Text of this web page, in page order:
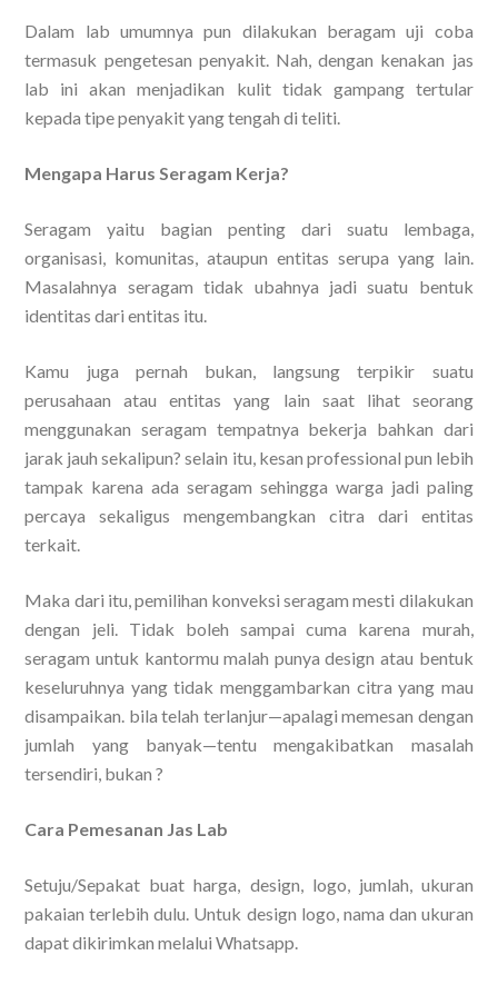
Dalam lab umumnya pun dilakukan beragam uji coba
termasuk pengetesan penyakit. Nah, dengan kenakan jas
lab ini akan menjadikan kulit tidak gampang tertular
kepada tipe penyakit yang tengah di teliti.
Mengapa Harus Seragam Kerja?
Seragam yaitu bagian penting dari suatu lembaga,
organisasi, komunitas, ataupun entitas serupa yang lain.
Masalahnya seragam tidak ubahnya jadi suatu bentuk
identitas dari entitas itu.
Kamu juga pernah bukan, langsung terpikir suatu
perusahaan atau entitas yang lain saat lihat seorang
menggunakan seragam tempatnya bekerja bahkan dari
jarak jauh sekalipun? selain itu, kesan professional pun lebih
tampak karena ada seragam sehingga warga jadi paling
percaya sekaligus mengembangkan citra dari entitas
terkait.
Maka dari itu, pemilihan konveksi seragam mesti dilakukan
dengan jeli. Tidak boleh sampai cuma karena murah,
seragam untuk kantormu malah punya design atau bentuk
keseluruhnya yang tidak menggambarkan citra yang mau
disampaikan. bila telah terlanjur—apalagi memesan dengan
jumlah yang banyak—tentu mengakibatkan masalah
tersendiri, bukan ?
Cara Pemesanan Jas Lab
Setuju/Sepakat buat harga, design, logo, jumlah, ukuran
pakaian terlebih dulu. Untuk design logo, nama dan ukuran
dapat dikirimkan melalui Whatsapp.